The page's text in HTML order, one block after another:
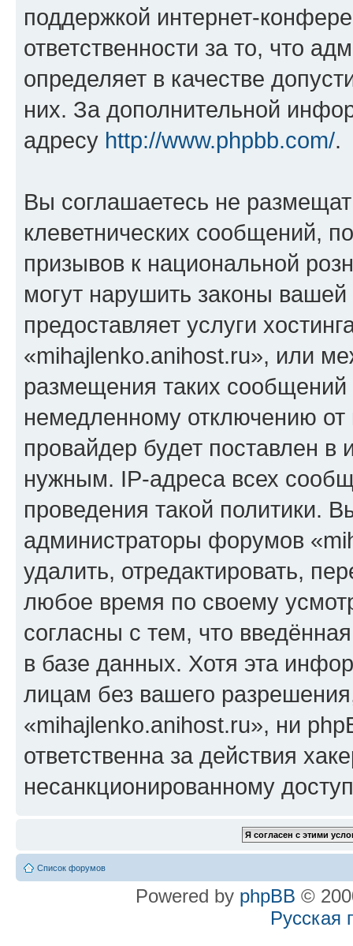
поддержкой интернет-
ответственности за то, что
определяет в качестве
них. За дополнительной
адресу http://www.phpbb.com/.
Вы соглашаетесь не
клеветнических сообщений,
призывов к национальной
могут нарушить законы
предоставляет услуги
«mihajlenko.anihost.ru», или
размещения таких
немедленному отключению
провайдер будет поставлен в
нужным. IP-адреса всех
проведения такой политики.
администраторы форумов
удалить, отредактировать,
любое время по своему
согласны с тем, что
в базе данных. Хотя эта
лицам без вашего
«mihajlenko.anihost.ru», ни
ответственна за действия
несанкционированному
Список форумов
Powered by phpBB ©
Русская